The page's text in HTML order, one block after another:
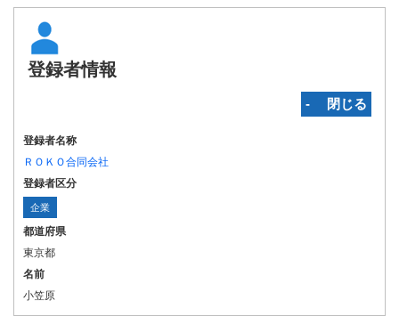
登録者情報
‐ 閉じる
登録者名称
ＲＯＫＯ合同会社
登録者区分
企業
都道府県
東京都
名前
小笠原